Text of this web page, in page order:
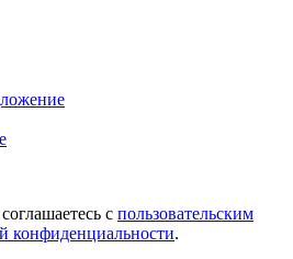
с пользовательским
конфиденциальности.